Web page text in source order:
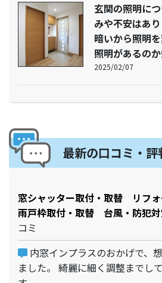
玄関の照明に
みや不安はあ
暗いから照明
照明があるの
2025/02/07
最新の口コミ・評
窓シャッター取付・取替 リフ
雨戸枠取付・取替 台風・防犯
コミ
内窓インプラスのおかげで、
ました。 綺麗に細く調整までし